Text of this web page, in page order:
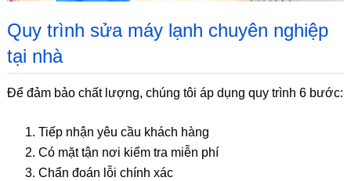
Quy trình sửa máy lạnh chuyên nghiệp
tại nhà
Để đảm bảo chất lượng, chúng tôi áp dụng quy trình 6 bước:
Tiếp nhận yêu cầu khách hàng
Có mặt tận nơi kiểm tra miễn phí
Chẩn đoán lỗi chính xác